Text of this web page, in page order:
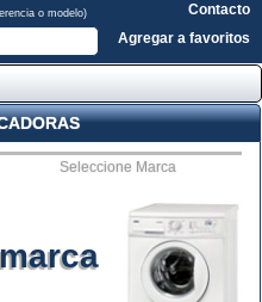
o modelo)
Contacto
Agregar a favoritos
Seleccione Marca